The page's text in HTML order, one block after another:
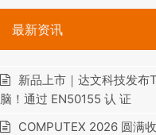
最新资讯
新品上市｜达文科技发
脑！通过 EN50155 认 证
COMPUTEX 2026 圆满